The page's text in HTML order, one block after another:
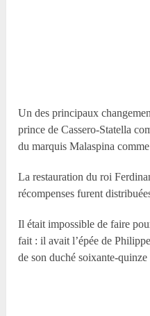
Un des principaux
prince de Cassero-Statella
du marquis Malaspina
La restauration du roi
récompenses furent
Il était impossible de faire
fait : il avait l’épée de
de son duché soixante-